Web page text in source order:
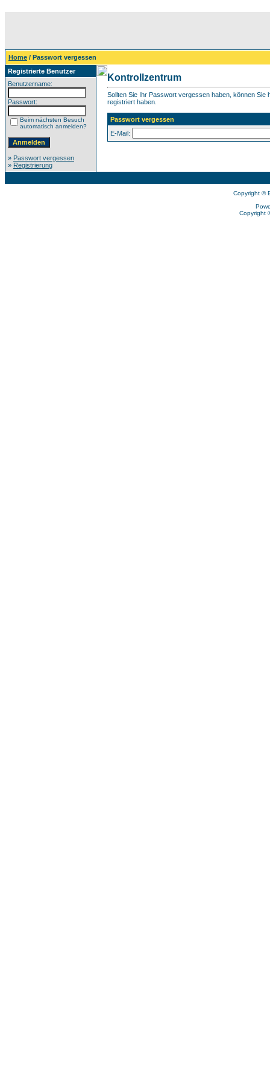
Home / Passwort vergessen
Registrierte Benutzer
Benutzername:
Passwort:
Beim nächsten Besuch
automatisch anmelden?
» Passwort vergessen
» Registrierung
Kontrollzentrum
Sollten Sie Ihr Passwort vergessen haben, können
registriert haben.
Passwort vergessen
E-Mail:
Copyright ©
Copyright